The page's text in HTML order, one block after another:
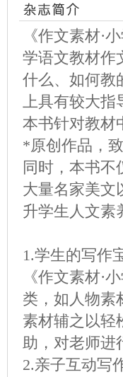
《作文素材·
学语文教材作
什么、如何教
上具有较大指
本书针对教材
*原创作品，
同时，本书
大量名家美文
升学生人文素
1.学生的写作
《作文素材·
类，如人物素
素材辅之以轻
助，对老师进
2.亲子互动写